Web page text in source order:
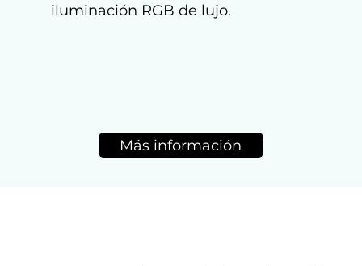
iluminación RGB de lujo.
Más información